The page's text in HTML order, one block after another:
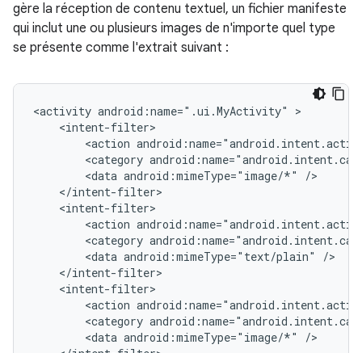
gère la réception de contenu textuel, un fichier manifeste
qui inclut une ou plusieurs images de n'importe quel type
se présente comme l'extrait suivant :
<activity android:name=".ui.MyActivity"
<action
<category
<data android:mimeType="image/*"
<action
<category
<data android:mimeType="text/plain"
<action
<category
<data android:mimeType="image/*"